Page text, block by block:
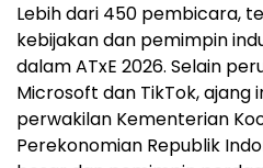
Lebih dari 450 pembicara,
kebijakan dan pemimpin
dalam ATxE 2026. Selain
Microsoft dan TikTok, ajang
perwakilan Kementerian
Perekonomian Republik